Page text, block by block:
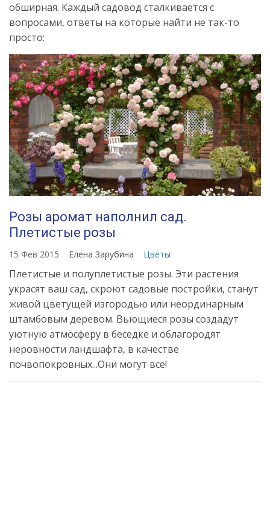
обширная. Каждый садовод сталкивается с
вопросами, ответы на которые найти не так-то
просто:
Розы аромат наполнил сад.
Плетистые розы
15 Фев 2015 Елена Зарубина Цветы
Плетистые и полуплетистые розы. Эти растения
украсят ваш сад, скроют садовые постройки, станут
живой цветущей изгородью или неординарным
штамбовым деревом. Вьющиеся розы создадут
уютную атмосферу в беседке и облагородят
неровности ландшафта, в качестве
почвопокровных...Они могут все!